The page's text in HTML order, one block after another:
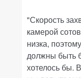
"Скорость
камерой
низка,
должны быть
хотелось бы.